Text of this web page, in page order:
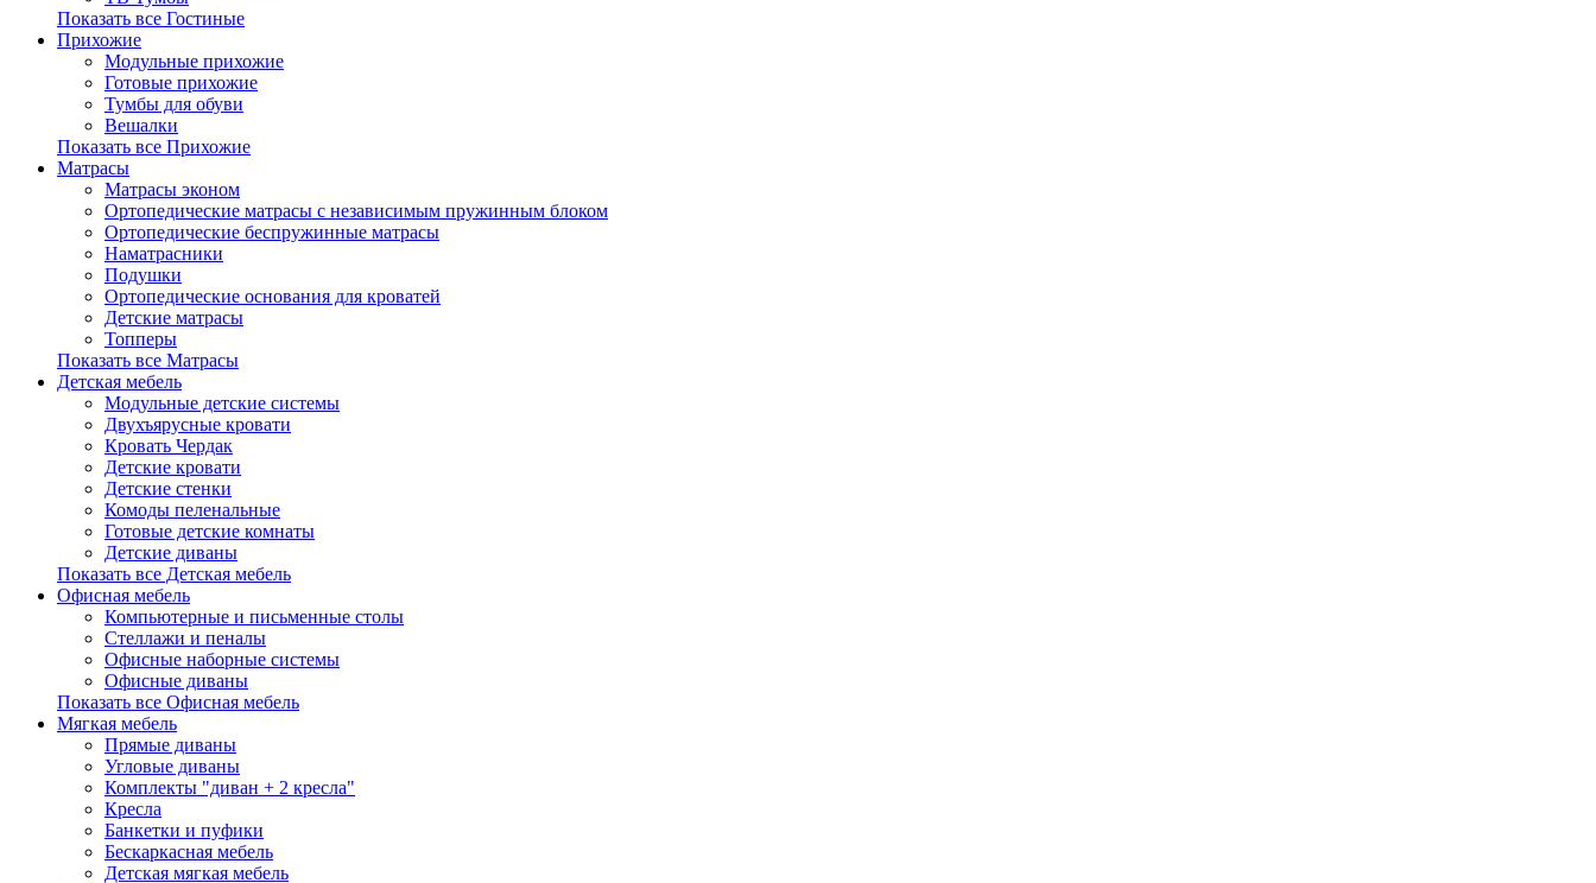
Показать все Гостиные
Прихожие
Модульные прихожие
Готовые прихожие
Тумбы для обуви
Вешалки
Показать все Прихожие
Матрасы
Матрасы эконом
Ортопедические матрасы с независимым пружинным блоком
Ортопедические беспружинные матрасы
Наматрасники
Подушки
Ортопедические основания для кроватей
Детские матрасы
Топперы
Показать все Матрасы
Детская мебель
Модульные детские системы
Двухъярусные кровати
Кровать Чердак
Детские кровати
Детские стенки
Комоды пеленальные
Готовые детские комнаты
Детские диваны
Показать все Детская мебель
Офисная мебель
Компьютерные и письменные столы
Стеллажи и пеналы
Офисные наборные системы
Офисные диваны
Показать все Офисная мебель
Мягкая мебель
Прямые диваны
Угловые диваны
Комплекты "диван + 2 кресла"
Кресла
Банкетки и пуфики
Бескаркасная мебель
Детская мягкая мебель